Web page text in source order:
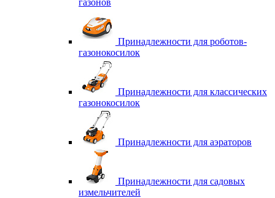
газонов
Принадлежности для роботов-
газонокосилок
Принадлежности для классических
газонокосилок
Принадлежности для аэраторов
Принадлежности для садовых
измельчителей